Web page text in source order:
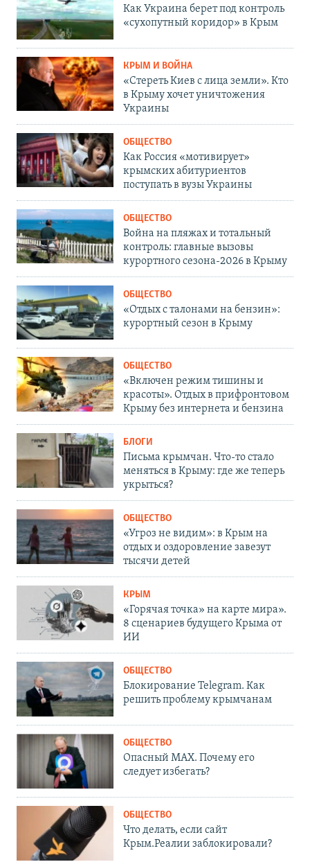
Как Украина берет под контроль
«сухопутный коридор» в Крым
КРЫМ И ВОЙНА
«Стереть Киев с лица земли». Кто
в Крыму хочет уничтожения
Украины
ОБЩЕСТВО
Как Россия «мотивирует»
крымских абитуриентов
поступать в вузы Украины
ОБЩЕСТВО
Война на пляжах и тотальный
контроль: главные вызовы
курортного сезона-2026 в Крыму
ОБЩЕСТВО
«Отдых с талонами на бензин»:
курортный сезон в Крыму
ОБЩЕСТВО
«Включен режим тишины и
красоты». Отдых в прифронтовом
Крыму без интернета и бензина
БЛОГИ
Письма крымчан. Что-то стало
меняться в Крыму: где же теперь
укрыться?
ОБЩЕСТВО
«Угроз не видим»: в Крым на
отдых и оздоровление завезут
тысячи детей
КРЫМ
«Горячая точка» на карте мира».
8 сценариев будущего Крыма от
ИИ
ОБЩЕСТВО
Блокирование Telegram. Как
решить проблему крымчанам
ОБЩЕСТВО
Опасный MAX. Почему его
следует избегать?
ОБЩЕСТВО
Что делать, если сайт
Крым.Реалии заблокировали?